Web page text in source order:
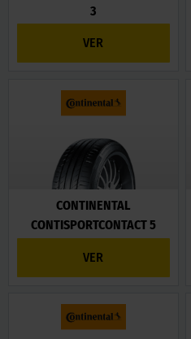
3
VER
CONTINENTAL
CONTISPORTCONTACT 5
VER